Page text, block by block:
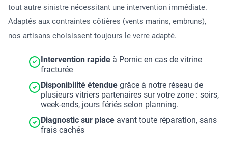
tout autre sinistre nécessitant une intervention immédiate.
Adaptés aux contraintes côtières (vents marins, embruns),
nos artisans choisissent toujours le verre adapté.
Intervention rapide à Pornic en cas de vitrine
fracturée
Disponibilité étendue grâce à notre réseau de
plusieurs vitriers partenaires sur votre zone : soirs,
week-ends, jours fériés selon planning.
Diagnostic sur place avant toute réparation, sans
frais cachés